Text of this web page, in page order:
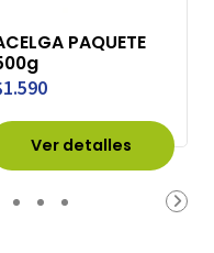
PAQUETE
Ver detalles